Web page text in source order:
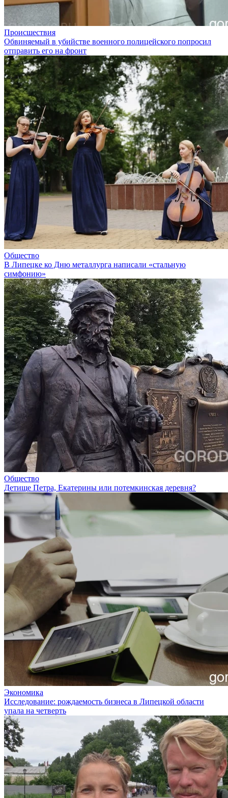
Происшествия
Обвиняемый в убийстве военного полицейского попросил
отправить его на фронт
Общество
В Липецке ко Дню металлурга написали «стальную
симфонию»
Общество
Детище Петра, Екатерины или потемкинская деревня?
Экономика
Исследование: рождаемость бизнеса в Липецкой области
упала на четверть